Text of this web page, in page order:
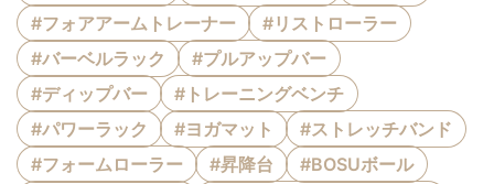
#フォアアームトレーナー
#リストローラー
#バーベルラック
#プルアップバー
#ディップバー
#トレーニングベンチ
#パワーラック
#ヨガマット
#ストレッチバンド
#フォームローラー
#昇降台
#BOSUボール